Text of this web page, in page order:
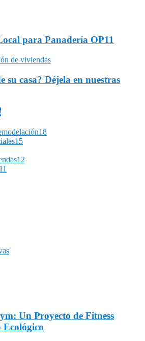
para Panadería OP11
su casa? Déjela en nuestras
18
15
12
11
Un Proyecto de Fitness
Ecológico